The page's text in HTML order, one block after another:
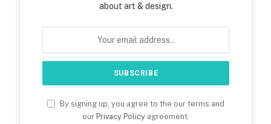
about art & design.
By signing up, you agree to the our terms and
our Privacy Policy agreement.